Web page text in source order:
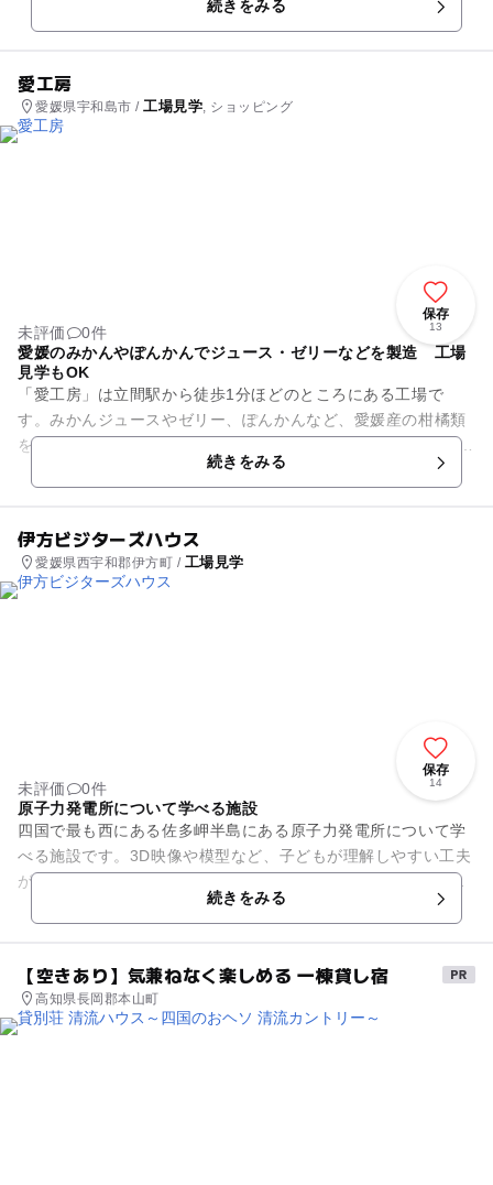
す。ちりめんのお刺身や...続きをみる
愛工房
愛媛県宇和島市 /工場見学, ショッピング
保存
13
未評価
0件
愛媛のみかんやぽんかんでジュース・ゼリーなどを製造 工場
見学もOK
「愛工房」は立間駅から徒歩1分ほどのところにある工場で
す。みかんジュースやゼリー、ぽんかんなど、愛媛産の柑橘類
を使って多種類の加工品を製造＆販売。 10人以上でお出かけす
続きをみる
伊方ビジターズハウス
愛媛県西宇和郡伊方町 / 工場見学
保存
14
未評価
0件
原子力発電所について学べる施設
四国で最も西にある佐多岬半島にある原子力発電所について学
べる施設です。3D映像や模型など、子どもが理解しやすい工夫
がいっぱい。身近な電気がどのようにしてつくられているのか
分かりやすく説明されてい...続きをみる
【空きあり】気兼ねなく楽しめる 一棟貸し宿
高知県長岡郡本山町